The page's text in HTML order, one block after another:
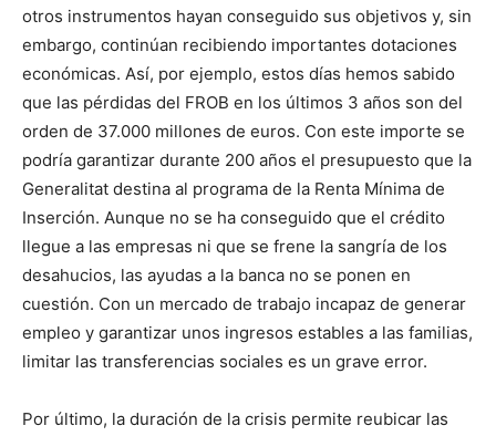
otros instrumentos hayan conseguido sus objetivos y, sin
embargo, continúan recibiendo importantes dotaciones
económicas. Así, por ejemplo, estos días hemos sabido
que las pérdidas del FROB en los últimos 3 años son del
orden de 37.000 millones de euros. Con este importe se
podría garantizar durante 200 años el presupuesto que la
Generalitat destina al programa de la Renta Mínima de
Inserción. Aunque no se ha conseguido que el crédito
llegue a las empresas ni que se frene la sangría de los
desahucios, las ayudas a la banca no se ponen en
cuestión. Con un mercado de trabajo incapaz de generar
empleo y garantizar unos ingresos estables a las familias,
limitar las transferencias sociales es un grave error.
Por último, la duración de la crisis permite reubicar las